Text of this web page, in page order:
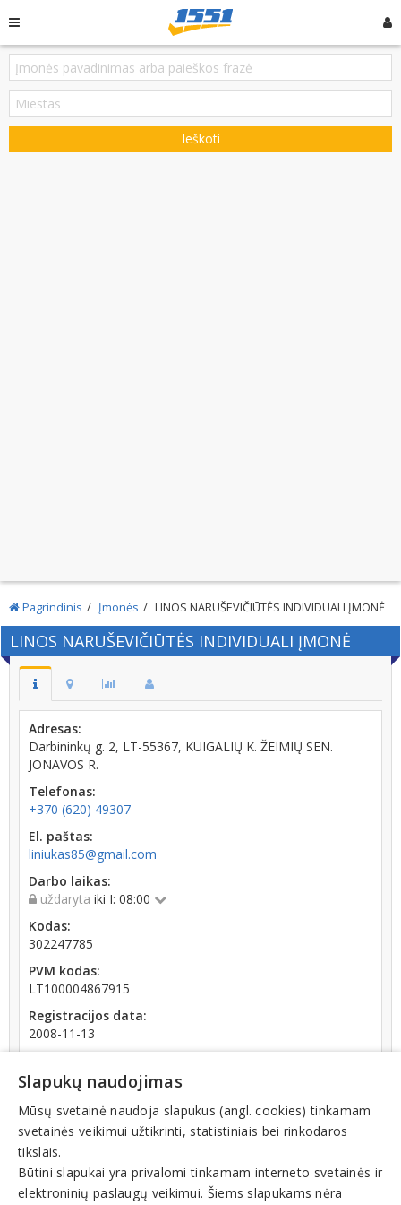
Ieškoti
Pagrindinis Įmonės LINOS NARUŠEVIČIŪTĖS INDIVIDUALI ĮMONĖ
LINOS NARUŠEVIČIŪTĖS INDIVIDUALI ĮMONĖ
Adresas:
Darbininkų g. 2, LT-55367, KUIGALIŲ K. ŽEIMIŲ SEN.
JONAVOS R.
Telefonas:
+370 (620) 49307
El. paštas:
liniukas85@gmail.com
Darbo laikas:
uždaryta iki I: 08:00
Kodas:
302247785
PVM kodas:
LT100004867915
Registracijos data:
2008-11-13
iki 10 darbuotojų
Skola Sodrai:
81.20 € (nuo 2026-08-05 dienos)
Slapukų naudojimas
Mūsų svetainė naudoja slapukus (angl. cookies) tinkamam
svetainės veikimui užtikrinti, statistiniais bei rinkodaros
tikslais.
Būtini slapukai yra privalomi tinkamam interneto svetainės ir
elektroninių paslaugų veikimui. Šiems slapukams nėra